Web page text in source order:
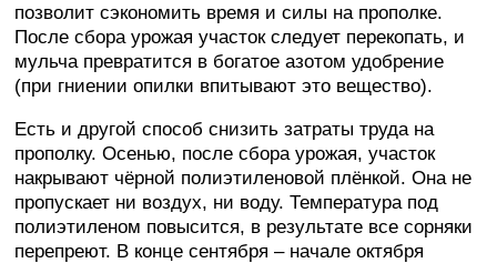
позволит сэкономить время и силы на прополке.
После сбора урожая участок следует перекопать, и
мульча превратится в богатое азотом удобрение
(при гниении опилки впитывают это вещество).
Есть и другой способ снизить затраты труда на
прополку. Осенью, после сбора урожая, участок
накрывают чёрной полиэтиленовой плёнкой. Она не
пропускает ни воздух, ни воду. Температура под
полиэтиленом повысится, в результате все сорняки
перепреют. В конце сентября – начале октября